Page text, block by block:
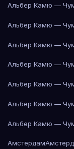
Альбер Камю —
Альбер Камю —
Альбер Камю —
Альбер Камю —
Альбер Камю —
Альбер Камю —
Альбер Камю —
Амстердам